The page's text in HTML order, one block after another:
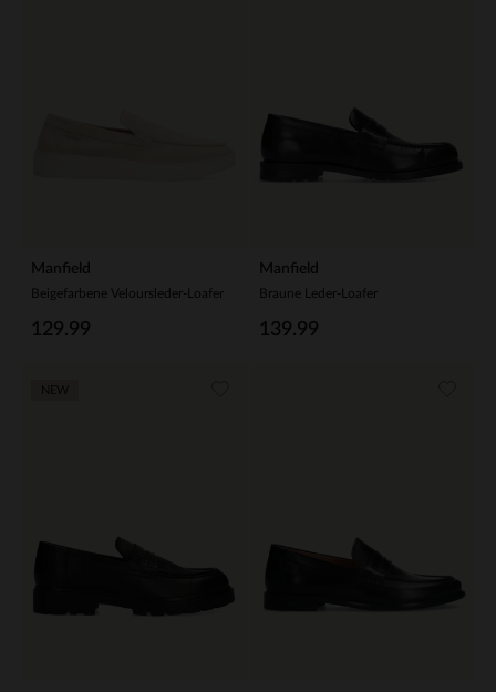
Manfield
Beigefarbene Veloursleder-Loafer
129.99
Manfield
Braune Leder-Loafer
139.99